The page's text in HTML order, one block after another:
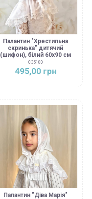
Палантин "Хрестильна
скринька" дитячий
(шифон), білий 60х90 см
035100
495,00 грн
Палантин "Діва Марія"